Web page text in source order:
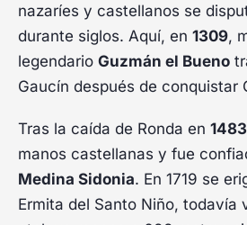
nazaríes y castellanos se
durante siglos. Aquí, en 1309,
legendario Guzmán el Bueno
Gaucín después de conquistar
Tras la caída de Ronda en 1483
manos castellanas y fue
Medina Sidonia. En 1719 se
Ermita del Santo Niño, todavía